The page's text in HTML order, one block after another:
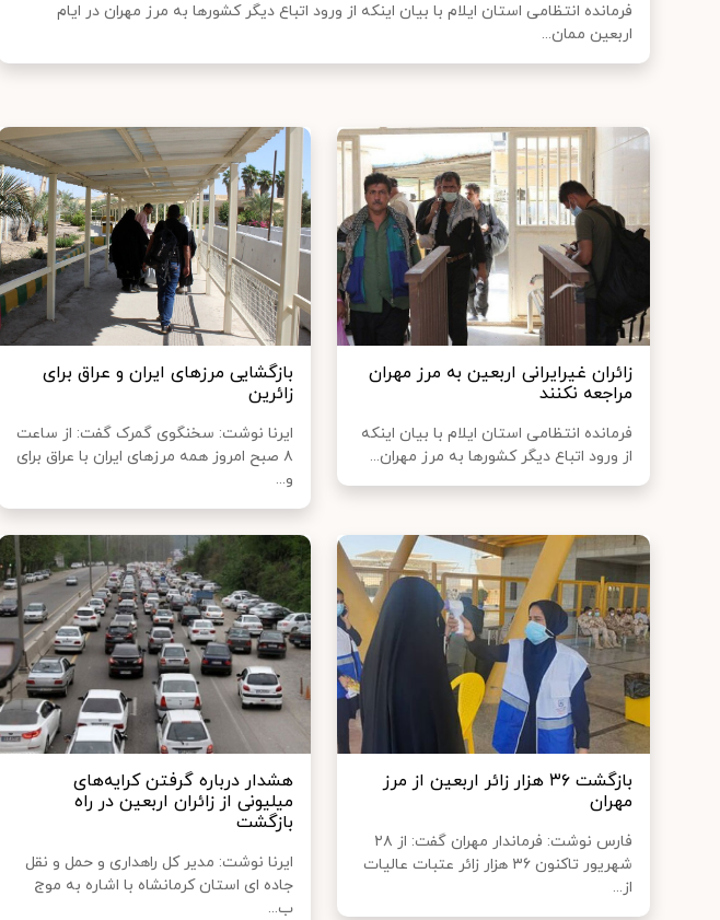
فرمانده انتظامی استان ایلام با بیان اینکه از ورود اتباع دیگر کشورها به مرز مهران در ایام
اربعین ممان...
زائران غیرایرانی اربعین به مرز مهران
مراجعه نکنند
فرمانده انتظامی استان ایلام با بیان اینکه
از ورود اتباع دیگر کشورها به مرز مهران...
بازگشایی مرزهای ایران و عراق برای
زائرین
ایرنا نوشت: سخنگوی گمرک گفت: از ساعت
۸ صبح امروز همه مرزهای ایران با عراق برای
و...
بازگشت ۳۶ هزار زائر اربعین از مرز
مهران
فارس نوشت: فرماندار مهران گفت: از ۲۸
شهریور تاکنون ۳۶ هزار زائر عتبات عالیات
از...
هشدار درباره گرفتن کرایه‌های
میلیونی از زائران اربعین در راه
بازگشت
ایرنا نوشت: مدیر کل راهداری و حمل و نقل
جاده ای استان کرمانشاه با اشاره به موج
ب...